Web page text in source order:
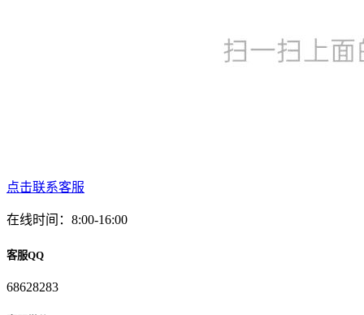
点击联系客服
在线时间：8:00-16:00
客服QQ
68628283